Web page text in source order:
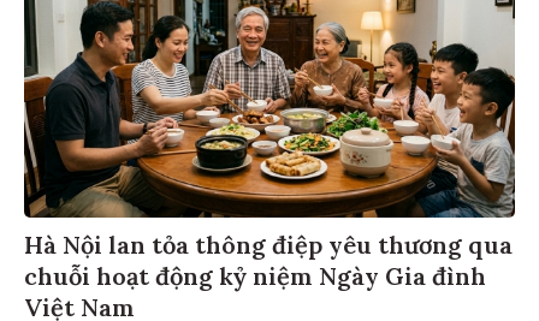
Hà Nội lan tỏa thông điệp yêu thương qua
chuỗi hoạt động kỷ niệm Ngày Gia đình
Việt Nam